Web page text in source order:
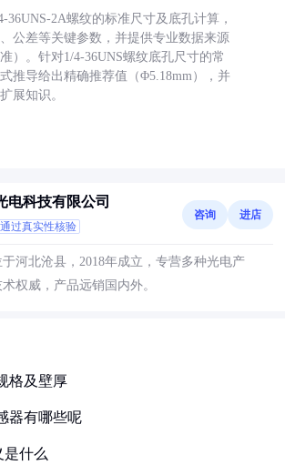
36UNS-2A螺纹的标准尺寸及底孔计算，
公差等关键参数，并提供专业数据来源
准）。针对1/4-36UNS螺纹底孔尺寸的常
推导给出精确推荐值（Φ5.18mm），并
展知识。
电科技有限公司
通过真实性核验
咨询 进店
河北沧县，2018年成立，专营多种光电产
权威，产品远销国内外。
格及壁厚
器有哪些呢
是什么